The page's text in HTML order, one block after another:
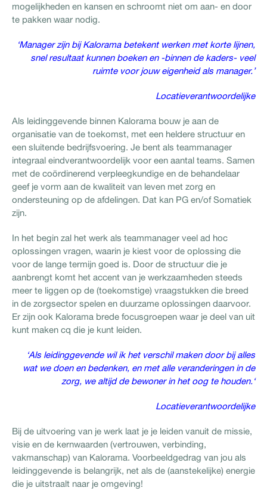
mogelijkheden en kansen en schroomt niet om aan- en door
te pakken waar nodig.
‘Manager zijn bij Kalorama betekent werken met korte lijnen,
snel resultaat kunnen boeken en -binnen de kaders- veel
ruimte voor jouw eigenheid als manager.’
Locatieverantwoordelijke
Als leidinggevende binnen Kalorama bouw je aan de
organisatie van de toekomst, met een heldere structuur en
een sluitende bedrijfsvoering. Je bent als teammanager
integraal eindverantwoordelijk voor een aantal teams. Samen
met de coördinerend verpleegkundige en de behandelaar
geef je vorm aan de kwaliteit van leven met zorg en
ondersteuning op de afdelingen. Dat kan PG en/of Somatiek
zijn.
In het begin zal het werk als teammanager veel ad hoc
oplossingen vragen, waarin je kiest voor de oplossing die
voor de lange termijn goed is. Door de structuur die je
aanbrengt komt het accent van je werkzaamheden steeds
meer te liggen op de (toekomstige) vraagstukken die breed
in de zorgsector spelen en duurzame oplossingen daarvoor.
Er zijn ook Kalorama brede focusgroepen waar je deel van uit
kunt maken cq die je kunt leiden.
‘Als leidinggevende wil ik het verschil maken door bij alles
wat we doen en bedenken, en met alle veranderingen in de
zorg, we altijd de bewoner in het oog te houden.‘
Locatieverantwoordelijke
Bij de uitvoering van je werk laat je je leiden vanuit de missie,
visie en de kernwaarden (vertrouwen, verbinding,
vakmanschap) van Kalorama. Voorbeeldgedrag van jou als
leidinggevende is belangrijk, net als de (aanstekelijke) energie
die je uitstraalt naar je omgeving!